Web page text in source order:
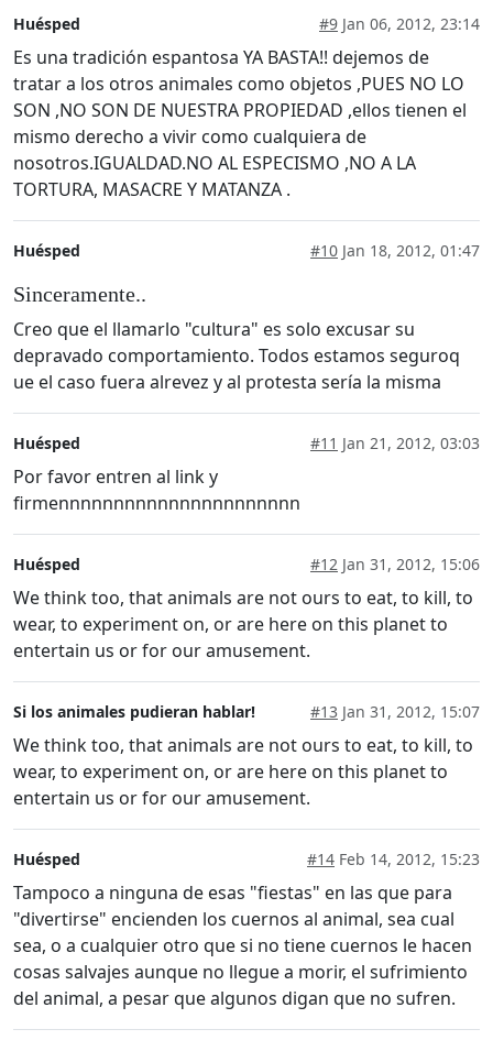
Huésped #9 Jan 06, 2012, 23:14
Es una tradición espantosa YA BASTA!! dejemos de
tratar a los otros animales como objetos ,PUES NO LO
SON ,NO SON DE NUESTRA PROPIEDAD ,ellos tienen el
mismo derecho a vivir como cualquiera de
nosotros.IGUALDAD.NO AL ESPECISMO ,NO A LA
TORTURA, MASACRE Y MATANZA .
Huésped #10 Jan 18, 2012, 01:47
Sinceramente..
Creo que el llamarlo "cultura" es solo excusar su
depravado comportamiento. Todos estamos seguroq
ue el caso fuera alrevez y al protesta sería la misma
Huésped #11 Jan 21, 2012, 03:03
Por favor entren al link y
firmennnnnnnnnnnnnnnnnnnnnn
Huésped #12 Jan 31, 2012, 15:06
We think too, that animals are not ours to eat, to kill, to
wear, to experiment on, or are here on this planet to
entertain us or for our amusement.
Si los animales pudieran hablar! #13 Jan 31, 2012, 15:07
We think too, that animals are not ours to eat, to kill, to
wear, to experiment on, or are here on this planet to
entertain us or for our amusement.
Huésped #14 Feb 14, 2012, 15:23
Tampoco a ninguna de esas "fiestas" en las que para
"divertirse" encienden los cuernos al animal, sea cual
sea, o a cualquier otro que si no tiene cuernos le hacen
cosas salvajes aunque no llegue a morir, el sufrimiento
del animal, a pesar que algunos digan que no sufren.